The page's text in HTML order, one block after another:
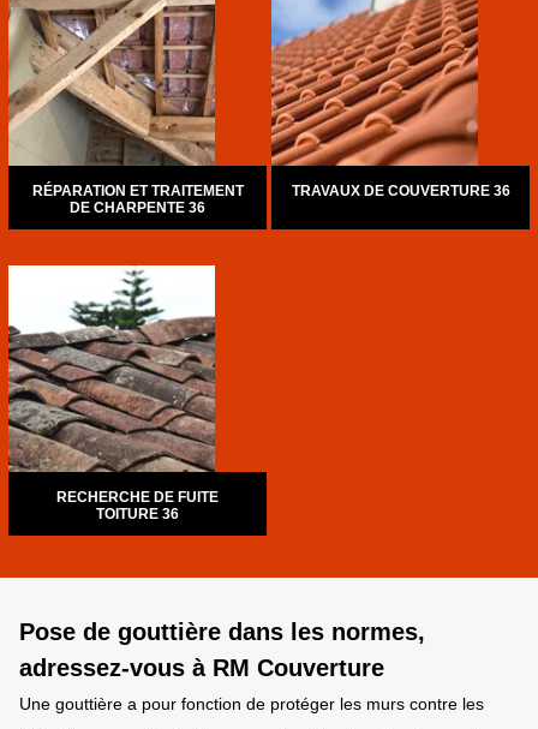
RÉPARATION ET TRAITEMENT
DE CHARPENTE 36
TRAVAUX DE COUVERTURE 36
RECHERCHE DE FUITE
TOITURE 36
Pose de gouttière dans les normes,
adressez-vous à RM Couverture
Une gouttière a pour fonction de protéger les murs contre les